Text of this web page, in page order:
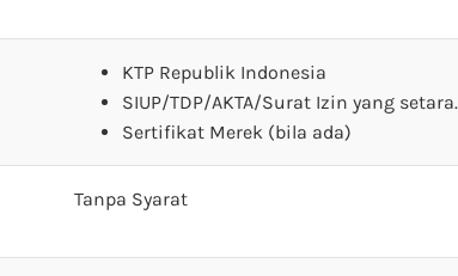
KTP Republik Indonesia
SIUP/TDP/AKTA/Surat Izin yang setara.
Sertifikat Merek (bila ada)
Tanpa Syarat